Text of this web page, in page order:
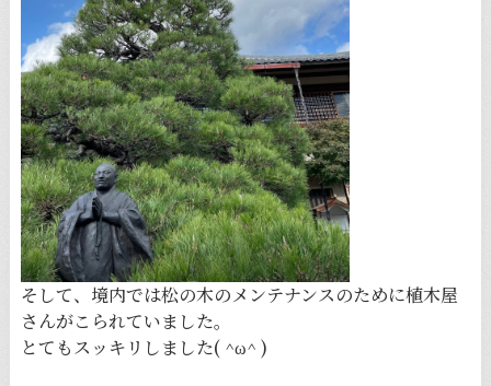
そして、境内では松の木のメンテナンスのために植木屋
さんがこられていました。
とてもスッキリしました( ^ω^ )